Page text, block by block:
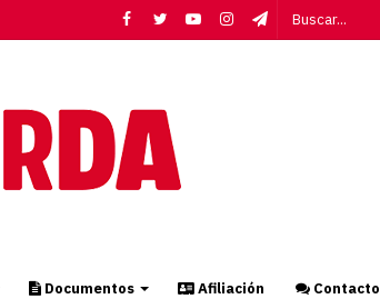
Telegram
Instagram
YouTube
Twitter
Facebook
Documentos Afiliación Contacto